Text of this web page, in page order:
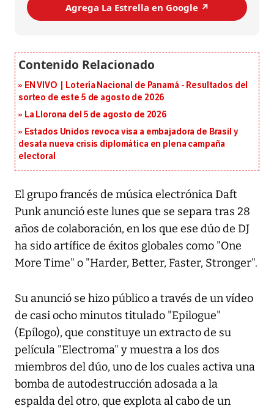
Agrega La Estrella en Google ↗️
EN VIVO | Lotería Nacional de Panamá - Resultados del
sorteo de este 5 de agosto de 2026
La Llorona del 5 de agosto de 2026
Estados Unidos revoca visa a embajadora de Brasil y
desata nueva crisis diplomática en plena campaña
electoral
El grupo francés de música electrónica Daft
Punk anunció este lunes que se separa tras 28
años de colaboración, en los que ese dúo de DJ
ha sido artífice de éxitos globales como "One
More Time" o "Harder, Better, Faster, Stronger".
Su anunció se hizo público a través de un vídeo
de casi ocho minutos titulado "Epilogue"
(Epílogo), que constituye un extracto de su
película "Electroma" y muestra a los dos
miembros del dúo, uno de los cuales activa una
bomba de autodestrucción adosada a la
espalda del otro, que explota al cabo de un